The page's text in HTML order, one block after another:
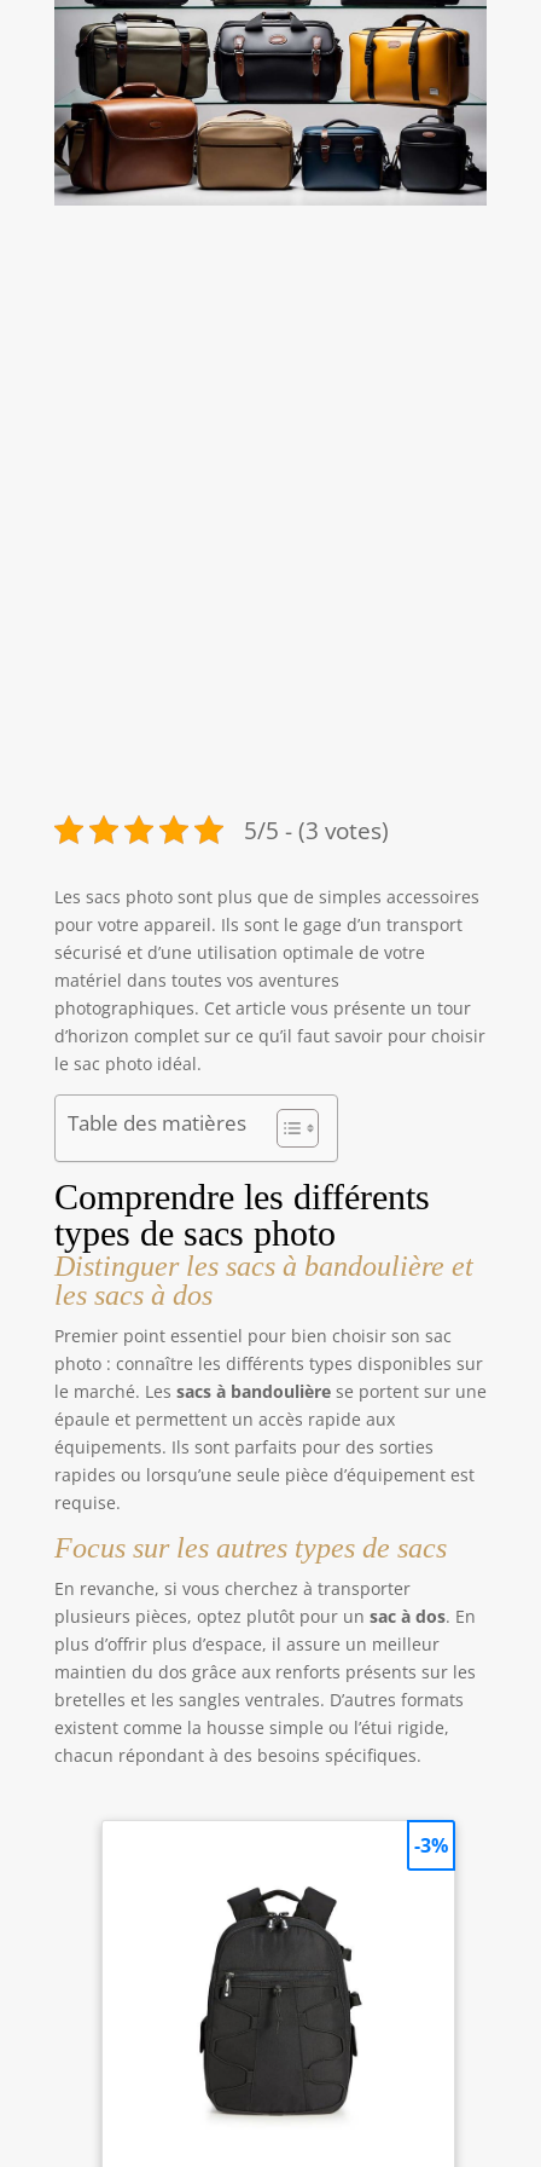
5/5 - (3 votes)
Les sacs photo sont plus que de simples accessoires
pour votre appareil. Ils sont le gage d’un transport
sécurisé et d’une utilisation optimale de votre
matériel dans toutes vos aventures
photographiques. Cet article vous présente un tour
d’horizon complet sur ce qu’il faut savoir pour choisir
le sac photo idéal.
Table des matières
Comprendre les différents
types de sacs photo
Distinguer les sacs à bandoulière et
les sacs à dos
Premier point essentiel pour bien choisir son sac
photo : connaître les différents types disponibles sur
le marché. Les sacs à bandoulièrese portent sur une
épaule et permettent un accès rapide aux
équipements. Ils sont parfaits pour des sorties
rapides ou lorsqu’une seule pièce d’équipement est
requise.
Focus sur les autres types de sacs
En revanche, si vous cherchez à transporter
plusieurs pièces, optez plutôt pour un sac à dos. En
plus d’offrir plus d’espace, il assure un meilleur
maintien du dos grâce aux renforts présents sur les
bretelles et les sangles ventrales. D’autres formats
existent comme la housse simple ou l’étui rigide,
chacun répondant à des besoins spécifiques.
-3%